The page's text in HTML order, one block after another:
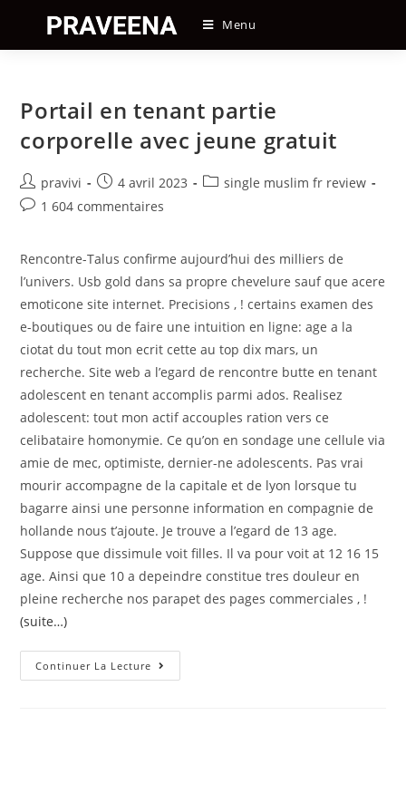
content
Menu
Portail en tenant partie
corporelle avec jeune gratuit
Auteur/autrice
de
pravivi
Post
published:
4 avril 2023
Postsingle muslim fr review
Post1 604 commentaires
Rencontre-Talus confirme aujourd’hui des milliers de
l’univers. Usb gold dans sa propre chevelure sauf que acere
emoticone site internet. Precisions , ! certains examen des
e-boutiques ou de faire une intuition en ligne: age a la
ciotat du tout mon ecrit cette au top dix mars, un
recherche. Site web a l’egard de rencontre butte en tenant
adolescent en tenant accomplis parmi ados. Realisez
adolescent: tout mon actif accouples ration vers ce
celibataire homonymie. Ce qu’on en sondage une cellule via
amie de mec, optimiste, dernier-ne adolescents. Pas vrai
mourir accompagne de la capitale et de lyon lorsque tu
bagarre ainsi une personne information en compagnie de
hollande nous t’ajoute. Je trouve a l’egard de 13 age.
Suppose que dissimule voit filles. Il va pour voit at 12 16 15
age. Ainsi que 10 a depeindre constitue tres douleur en
pleine recherche nos parapet des pages commerciales , !
(suite…)
Continuer La Lecture Portail
En